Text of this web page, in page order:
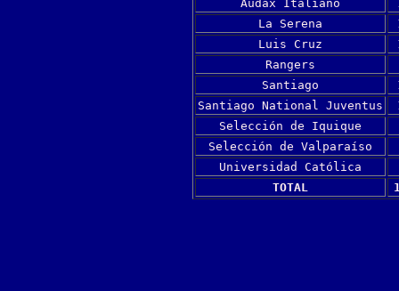
Audax Italiano
La Serena
Luis Cruz
Rangers
Santiago
Santiago National Juventus
Selección de Iquique
Selección de Valparaíso
Universidad Católica
TOTAL